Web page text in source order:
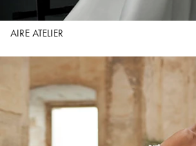
AIRE ATELIER